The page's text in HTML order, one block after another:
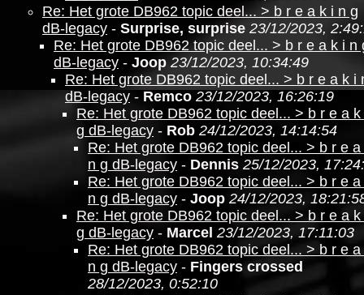
Re: Het grote DB962 topic deel... > b r e a k i n g
dB-legacy - Surprise, surprise 23/12/2023,
Re: Het grote DB962 topic deel... > b r e a k i n
dB-legacy - Joop 23/12/2023, 10:34:49
Re: Het grote DB962 topic deel... > b r e a k i
dB-legacy - Remco 23/12/2023, 16:26:19
Re: Het grote DB962 topic deel... > b r e a k
g dB-legacy - Rob 24/12/2023, 14:14:54
Re: Het grote DB962 topic deel... > b r e a
n g dB-legacy - Dennis 25/12/2023,
Re: Het grote DB962 topic deel... > b r e a
n g dB-legacy - Joop 24/12/2023,
Re: Het grote DB962 topic deel... > b r e a k
g dB-legacy - Marcel 23/12/2023, 17:11:03
Re: Het grote DB962 topic deel... > b r e a
n g dB-legacy - Fingers crossed
28/12/2023, 0:52:10